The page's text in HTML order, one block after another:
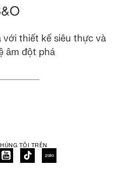
với thiết kế siêu thực và
âm đột phá
TÔI TRÊN